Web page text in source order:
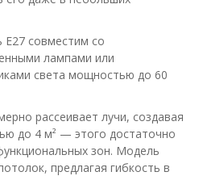
E27 совместим со
лампами или
света мощностью до 60
рассеивает лучи, создавая
до 4 м² — этого достаточно
зон. Модель
предлагая гибкость в